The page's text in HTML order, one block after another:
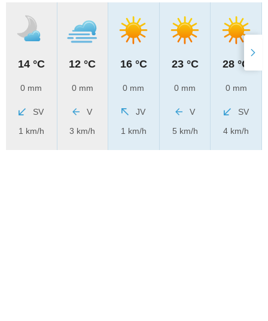
14 °C
0 mm
SV
1 km/h
12 °C
0 mm
V
3 km/h
16 °C
0 mm
JV
1 km/h
23 °C
0 mm
V
5 km/h
28 °C
0 mm
SV
4 km/h